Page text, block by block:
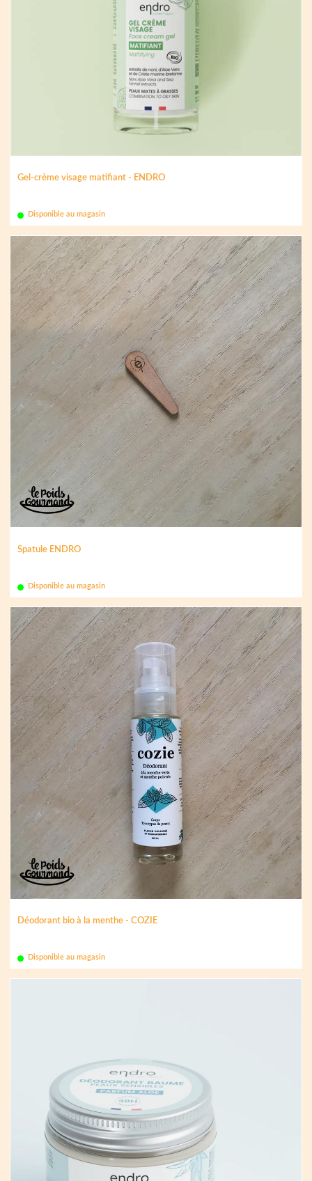
Gel-crème visage matifiant - ENDRO
Disponible au magasin
Spatule ENDRO
Disponible au magasin
Déodorant bio à la menthe - COZIE
Disponible au magasin